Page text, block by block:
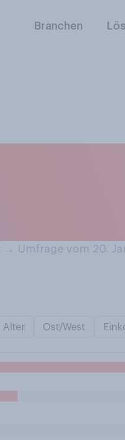
Branchen
→ Umfrage vom 20.
Alter Ost/West